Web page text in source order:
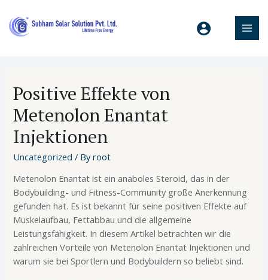
Positive Effekte von
Metenolon Enantat
Injektionen
Uncategorized / Byroot
Metenolon Enantat ist ein anaboles Steroid, das in der
Bodybuilding- und Fitness-Community große Anerkennung
gefunden hat. Es ist bekannt für seine positiven Effekte auf
Muskelaufbau, Fettabbau und die allgemeine
Leistungsfähigkeit. In diesem Artikel betrachten wir die
zahlreichen Vorteile von Metenolon Enantat Injektionen und
warum sie bei Sportlern und Bodybuildern so beliebt sind.